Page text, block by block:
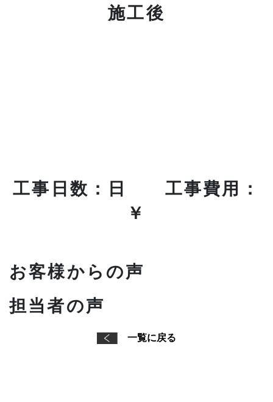
施工後
工事日数：日 工事費用：
￥
お客様からの声
担当者の声
一覧に戻る